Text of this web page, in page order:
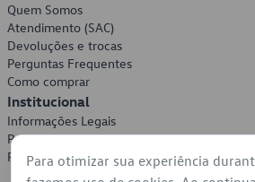
Quem Somos
Atendimento (SAC)
Devoluções e trocas
Perguntas Frequentes
Como comprar
Institucional
Informações Legais
Política de Privacidade
Política de Cookies
Para otimizar sua experiência